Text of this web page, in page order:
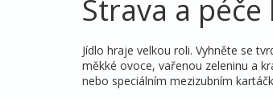
Strava a
Jídlo hraje velkou roli. Vyhněte se
měkké ovoce, vařenou zeleninu a
nebo speciálním mezizubním